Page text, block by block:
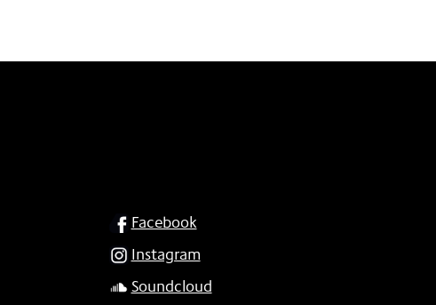
SOCIAL
Facebook
Instagram
Soundcloud